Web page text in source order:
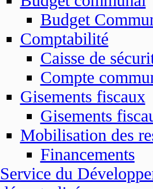
Budget
Comptabilité
Caisse de
Compte
Gisements fiscaux
Gisements
Mobilisation des
Financements
Service du